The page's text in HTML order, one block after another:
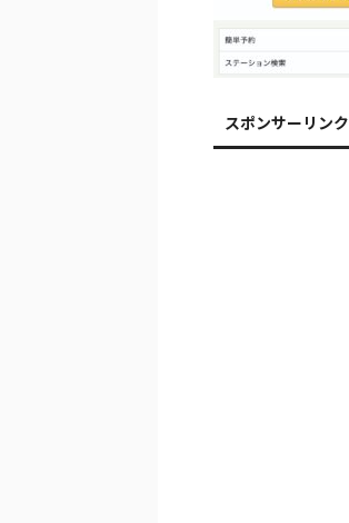
スポンサーリンク